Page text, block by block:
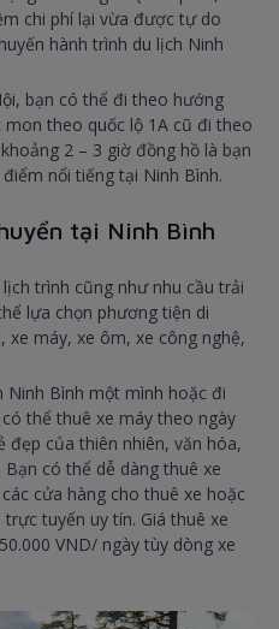
chi phí lại vừa được tự do
hành trình du lịch Ninh
bạn có thể đi theo hướng
theo quốc lộ 1A cũ đi theo
2 – 3 giờ đồng hồ là bạn
nổi tiếng tại Ninh Bình.
tại Ninh Bình
trình cũng như nhu cầu trải
lựa chọn phương tiện di
xe máy, xe ôm, xe công nghệ,
Ninh Bình một mình hoặc đi
thể thuê xe máy theo ngày
đẹp của thiên nhiên, văn hóa,
có thể dễ dàng thuê xe
cửa hàng cho thuê xe hoặc
tuyến uy tín. Giá thuê xe
VND/ ngày tùy dòng xe